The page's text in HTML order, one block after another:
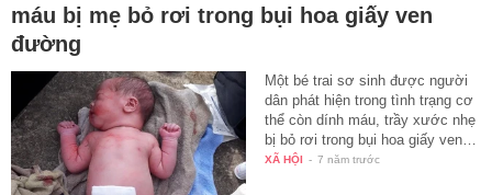
máu bị mẹ bỏ rơi trong bụi hoa giấy ven
đường
Một bé trai sơ sinh được người
dân phát hiện trong tình trạng cơ
thể còn dính máu, trầy xước nhẹ
bị bỏ rơi trong bụi hoa giấy ven…
XÃ HỘI - 7 năm trước